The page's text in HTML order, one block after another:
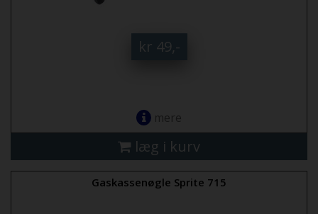
kr 49,-
mere
læg i kurv
Gaskassenøgle Sprite 715